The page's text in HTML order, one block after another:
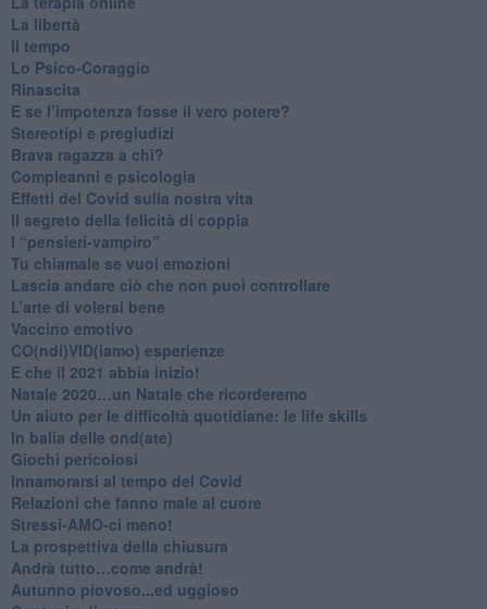
La libertà
​Il tempo
​Lo Psico-Coraggio
Rinascita
​E se l’impotenza fosse il vero potere?
Stereotipi e pregiudizi
​Brava ragazza a chi?
​Compleanni e psicologia
Effetti del Covid sulla nostra vita
Il segreto della felicità di coppia
​I “pensieri-vampiro”
​Tu chiamale se vuoi emozioni
​Lascia andare ciò che non puoi controllare
L’arte di volersi bene
​Vaccino emotivo
CO(ndi)VID(iamo) esperienze
​E che il 2021 abbia inizio!
​Natale 2020…un Natale che ricorderemo
Un aiuto per le difficoltà quotidiane: le life skills
​In balia delle ond(ate)
Giochi pericolosi
Innamorarsi al tempo del Covid
​Relazioni che fanno male al cuore
​Stressi-AMO-ci meno!
​La prospettiva della chiusura
​Andrà tutto…come andrà!
Autunno piovoso...ed uggioso